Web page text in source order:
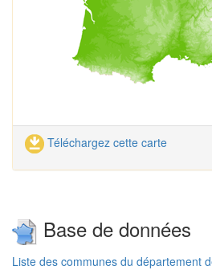
Téléchargez cette carte
Base de données
Liste des communes du département